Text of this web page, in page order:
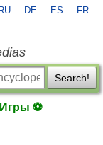
RU DE ES FR
Search!
Игры ⚽